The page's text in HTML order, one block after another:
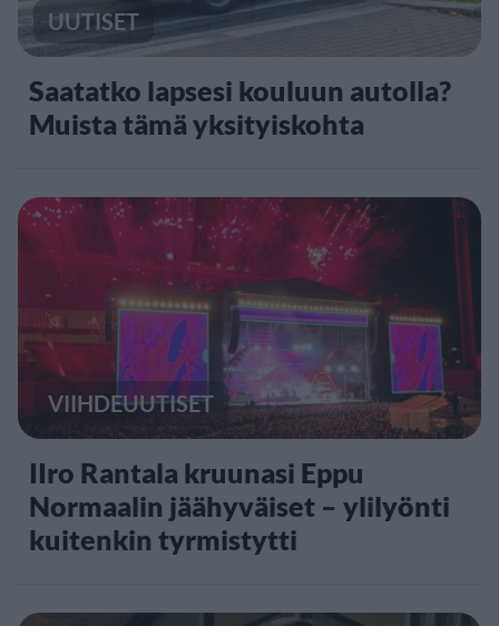
UUTISET
Saatatko lapsesi kouluun autolla?
Muista tämä yksityiskohta
VIIHDEUUTISET
IIro Rantala kruunasi Eppu
Normaalin jäähyväiset – ylilyönti
kuitenkin tyrmistytti